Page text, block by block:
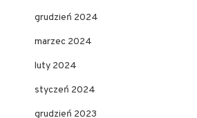
grudzień 2024
marzec 2024
luty 2024
styczeń 2024
grudzień 2023